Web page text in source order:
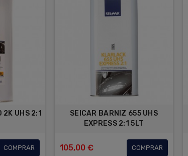
UHS 2:1
COMPRAR
SEICAR BARNIZ 655 UHS
EXPRESS 2:1 5LT
105,00 € COMPRAR